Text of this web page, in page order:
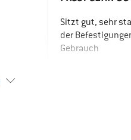
Sitzt gut, sehr
der
Gebrauch